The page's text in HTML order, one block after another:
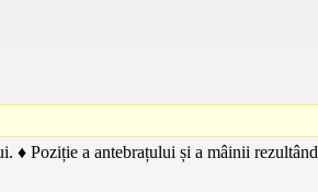
♦ Poziție a antebrațului și a mâinii rezultând